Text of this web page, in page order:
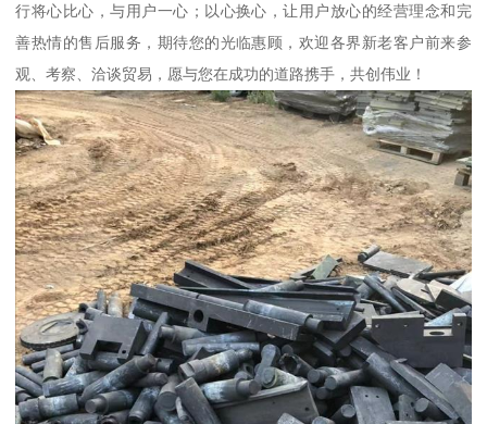
行将心比心，与用户一心；以心换心，让用户放心的经营理念和完
善热情的售后服务，期待您的光临惠顾，欢迎各界新老客户前来参
观、考察、洽谈贸易，愿与您在成功的道路携手，共创伟业！